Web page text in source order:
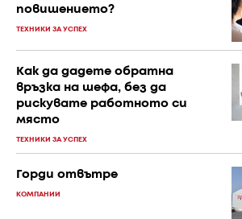
повишението?
ТЕХНИКИ ЗА УСПЕХ
Как да дадете обратна
връзка на шефа, без да
рискувате работното си
място
ТЕХНИКИ ЗА УСПЕХ
Горди отвътре
КОМПАНИИ